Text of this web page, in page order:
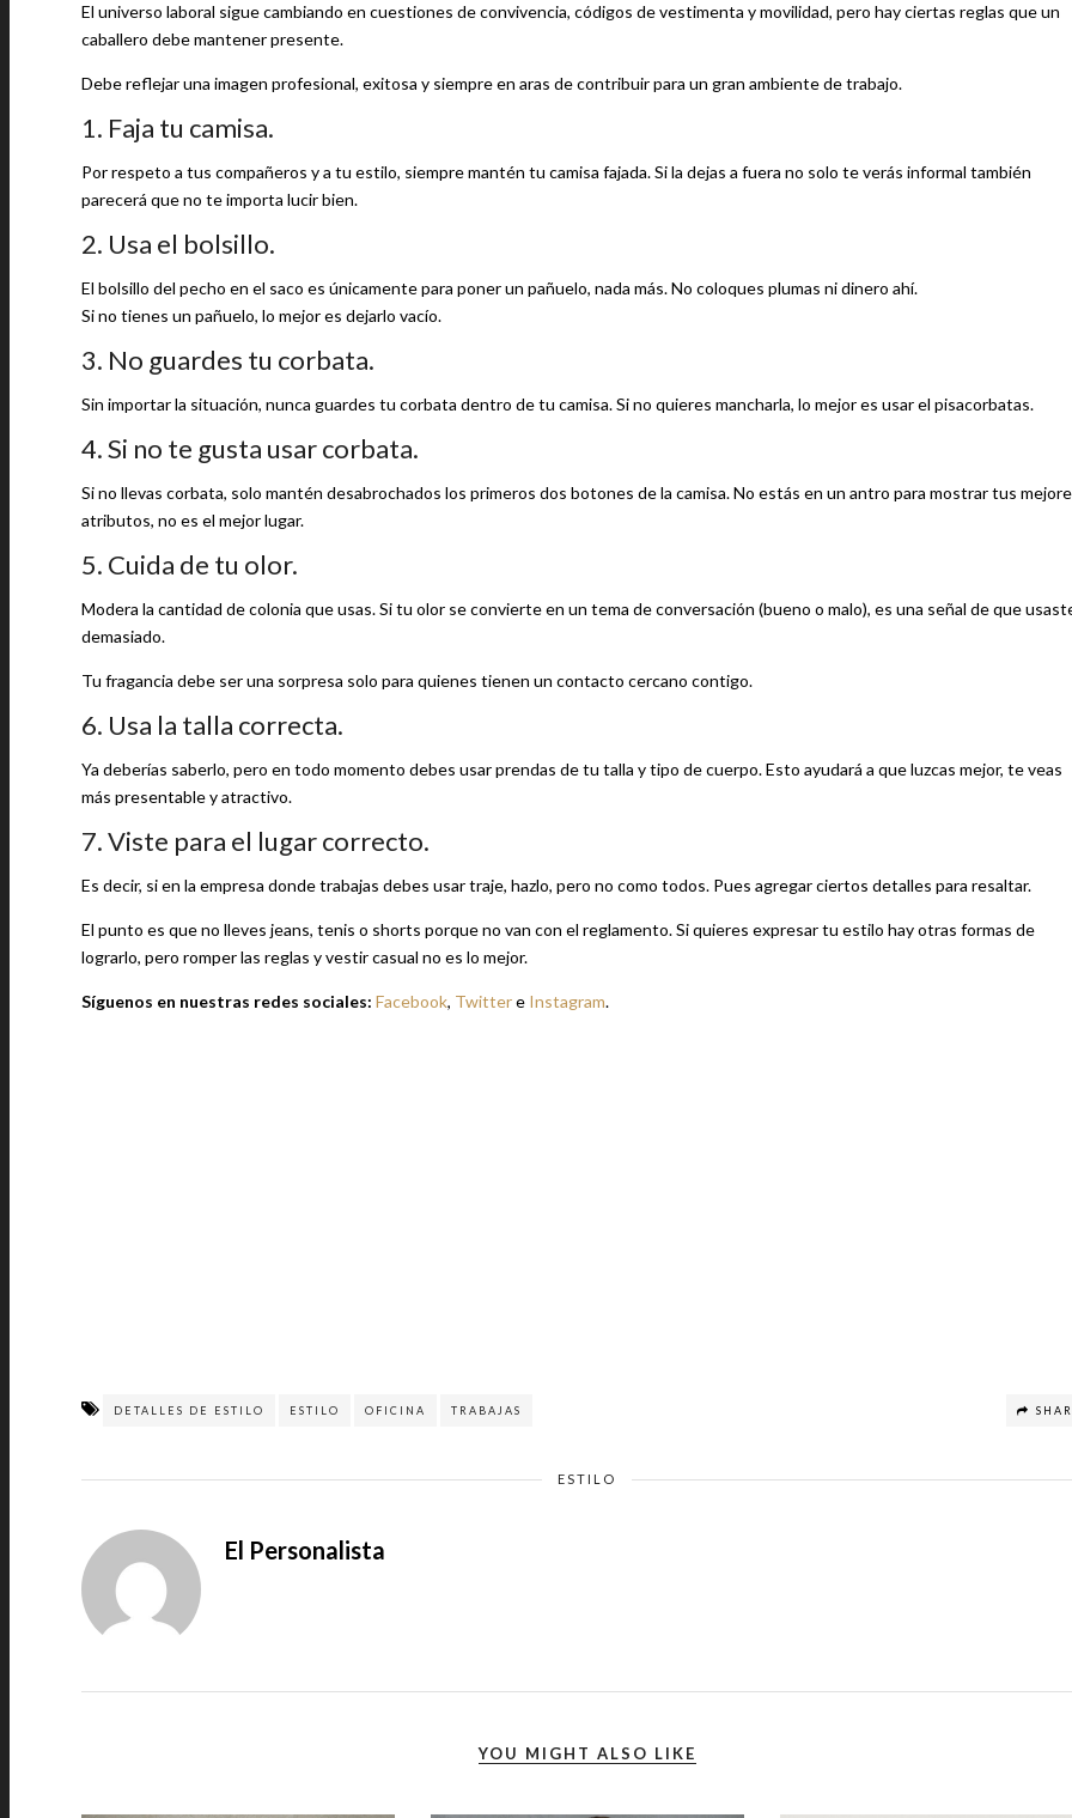
El universo laboral sigue cambiando en cuestiones de convivencia, códigos de vestimenta y movilidad, pero hay ciertas reglas que un
caballero debe mantener presente.
Debe reflejar una imagen profesional, exitosa y siempre en aras de contribuir para un gran ambiente de trabajo.
1. Faja tu camisa.
Por respeto a tus compañeros y a tu estilo, siempre mantén tu camisa fajada. Si la dejas a fuera no solo te verás informal también
parecerá que no te importa lucir bien.
2. Usa el bolsillo.
El bolsillo del pecho en el saco es únicamente para poner un pañuelo, nada más. No coloques plumas ni dinero ahí.
Si no tienes un pañuelo, lo mejor es dejarlo vacío.
3. No guardes tu corbata.
Sin importar la situación, nunca guardes tu corbata dentro de tu camisa. Si no quieres mancharla, lo mejor es usar el pisacorbatas.
4. Si no te gusta usar corbata.
Si no llevas corbata, solo mantén desabrochados los primeros dos botones de la camisa. No estás en un antro para mostrar tus
atributos, no es el mejor lugar.
5. Cuida de tu olor.
Modera la cantidad de colonia que usas. Si tu olor se convierte en un tema de conversación (bueno o malo), es una señal de que
demasiado.
Tu fragancia debe ser una sorpresa solo para quienes tienen un contacto cercano contigo.
6. Usa la talla correcta.
Ya deberías saberlo, pero en todo momento debes usar prendas de tu talla y tipo de cuerpo. Esto ayudará a que luzcas mejor, te veas
más presentable y atractivo.
7. Viste para el lugar correcto.
Es decir, si en la empresa donde trabajas debes usar traje, hazlo, pero no como todos. Pues agregar ciertos detalles para resaltar.
El punto es que no lleves jeans, tenis o shorts porque no van con el reglamento. Si quieres expresar tu estilo hay otras formas de
lograrlo, pero romper las reglas y vestir casual no es lo mejor.
Síguenos en nuestras redes sociales: Facebook, Twittere Instagram.
DETALLES DE ESTILO ESTILO OFICINA TRABAJAS
ESTILO
El Personalista
YOU MIGHT ALSO LIKE